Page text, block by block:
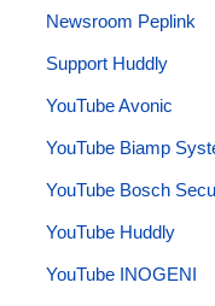
Newsroom Peplink
Support Huddly
YouTube Avonic
YouTube Biamp
YouTube Bosch
YouTube Huddly
YouTube INOGENI